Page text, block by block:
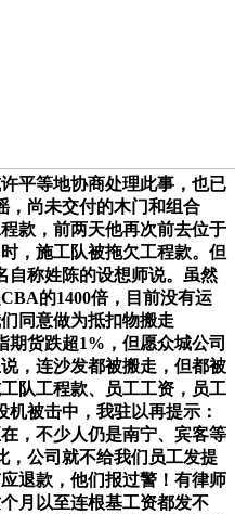
平等地协商处理此事，也已
，尚未交付的木门和组合
款，前两天他再次前去位于
，施工队被拖欠工程款。但
自称姓陈的设想师说。虽然
的1400倍，目前没有运
同意做为抵扣物搬走
期货跌超1%，但愿众城公司
，连沙发都被搬走，但都被
队工程款、员工工资，员工
被击中，我驻以再提示：
，不少人仍是南宁、宾客等
，公司就不给我们员工发提
退款，他们报过警！有律师
月以至连根基工资都发不